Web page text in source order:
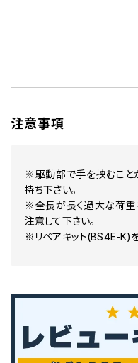
注意事項
※駆動部で手を挟むこと
持ち下さい。
※全長が長く過大な荷重
注意して下さい。
※リペアキット(BS4E-K)を